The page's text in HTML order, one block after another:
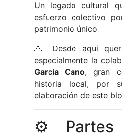
Un legado cultural
esfuerzo colectivo
patrimonio único.
🙏 Desde aquí
especialmente la
García Cano, gran
historia local, por
elaboración de este
⚙️